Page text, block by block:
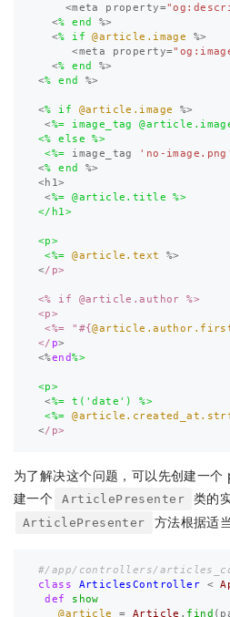
<meta property=
<% end %>
<% if @article.image
%>
<meta property=
<% end %>
<% end %>
<% if @article.image
%>
<%= image_tag
<% else %>
<%=
image_tag 'no-
<% end %>
< h1>
<%= @article.title %>
</h1>
<p>
<%=
@article.text
%>
</p>
<% if @article.author %>
<p>
<%= " #{
</ p>
<%end%>
<p>
<%= t('date') %>
<%=
<
为了解决这个问题，可以先创建一
建一个
ArticlePresenter 类的
ArticlePresenter 方法根据适
#/app/controllers/
class
ArticlesController <
def
show
@article
= Article . find (